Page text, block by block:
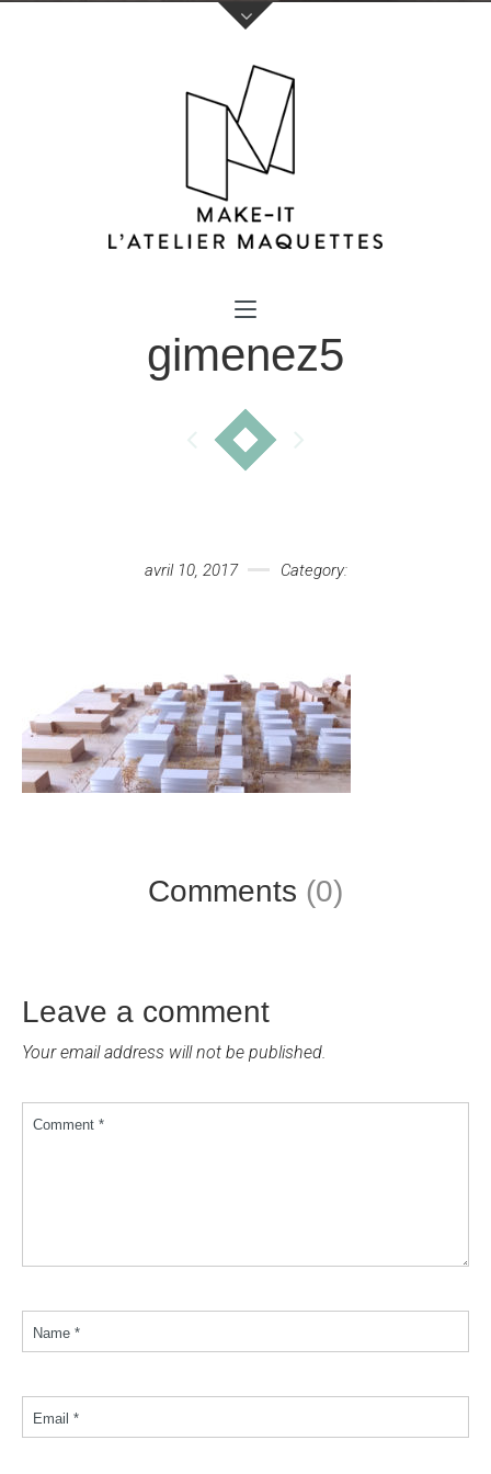
Votre nom (obligatoire)
Votre e-mail (obligatoire)gimenez5
avril 10, 2017 Category:
Comments (0)
Leave a comment
Your email address will not be published.
Comment *
Name *
Email *